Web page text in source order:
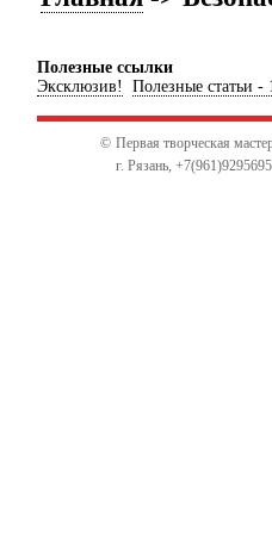
Полезные ссылки
Эксклюзив!
Полезные статьи -
© Первая творческая
г. Рязань, +7(961)9295695